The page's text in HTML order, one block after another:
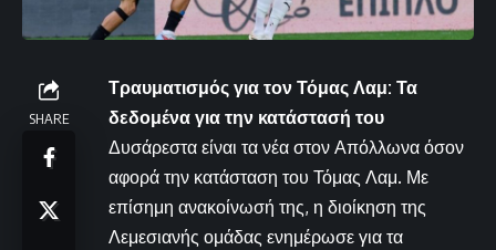
SHARE
Τραυματισμός για τον Τόμας Λαμ: Τα
δεδομένα για την κατάστασή του
Δυσάρεστα είναι τα νέα στον Απόλλωνα όσον
αφορά την κατάσταση του Τόμας Λαμ. Με
επίσημη ανακοίνωσή της, η διοίκηση της
Λεμεσιανής ομάδας ενημέρωσε για τα